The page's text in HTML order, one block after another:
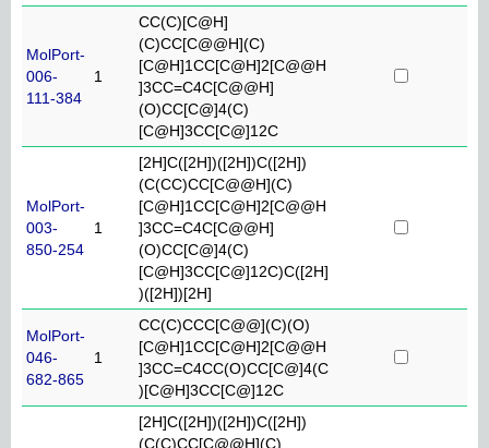
MolPort-
006-
111-384
1
CC(C)[C@H]
(C)CC[C@@H](C)
[C@H]1CC[C@H]2[C@@H
]3CC=C4C[C@@H]
(O)CC[C@]4(C)
[C@H]3CC[C@]12C
MolPort-
003-
850-254
1
[2H]C([2H])([2H])C([2H])
(C(CC)CC[C@@H](C)
[C@H]1CC[C@H]2[C@@H
]3CC=C4C[C@@H]
(O)CC[C@]4(C)
[C@H]3CC[C@]12C)C([2H]
)([2H])[2H]
MolPort-
046-
682-865
1
CC(C)CCC[C@@](C)(O)
[C@H]1CC[C@H]2[C@@H
]3CC=C4CC(O)CC[C@]4(C
)[C@H]3CC[C@]12C
[2H]C([2H])([2H])C([2H])
(C(C)CC[C@@H](C)